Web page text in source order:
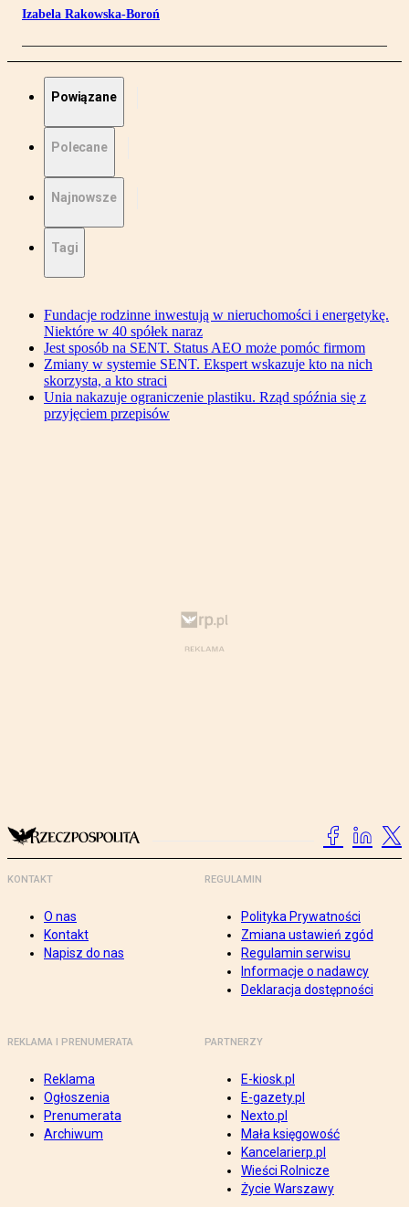
Izabela Rakowska-Boroń
Powiązane
Polecane
Najnowsze
Tagi
Fundacje rodzinne inwestują w nieruchomości i energetykę.
Niektóre w 40 spółek naraz
Jest sposób na SENT. Status AEO może pomóc firmom
Zmiany w systemie SENT. Ekspert wskazuje kto na nich
skorzysta, a kto straci
Unia nakazuje ograniczenie plastiku. Rząd spóźnia się z
przyjęciem przepisów
KONTAKT
O nas
Kontakt
Napisz do nas
REGULAMIN
Polityka Prywatności
Zmiana ustawień zgód
Regulamin serwisu
Informacje o nadawcy
Deklaracja dostępności
REKLAMA I PRENUMERATA
Reklama
Ogłoszenia
Prenumerata
Archiwum
PARTNERZY
E-kiosk.pl
E-gazety.pl
Nexto.pl
Mała księgowość
Kancelarierp.pl
Wieści Rolnicze
Życie Warszawy